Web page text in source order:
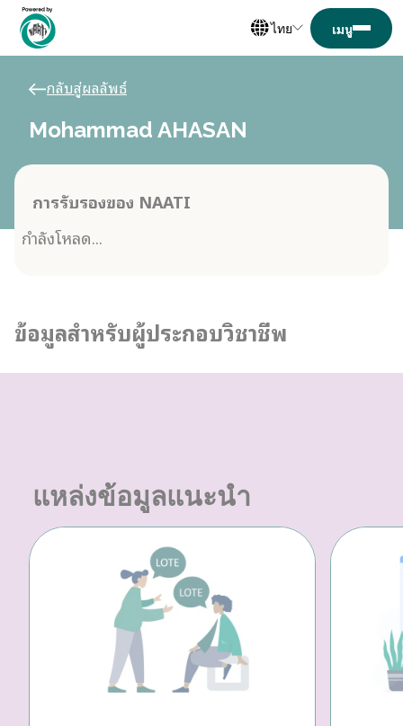
ไทย
กลับสู่ผลลัพธ์
Mohammad AHASAN
การรับรองของ NAATI
กำลังโหลด...
ข้อมูลสำหรับผู้ประกอบวิชาชีพ
แหล่งข้อมูลแนะนำ